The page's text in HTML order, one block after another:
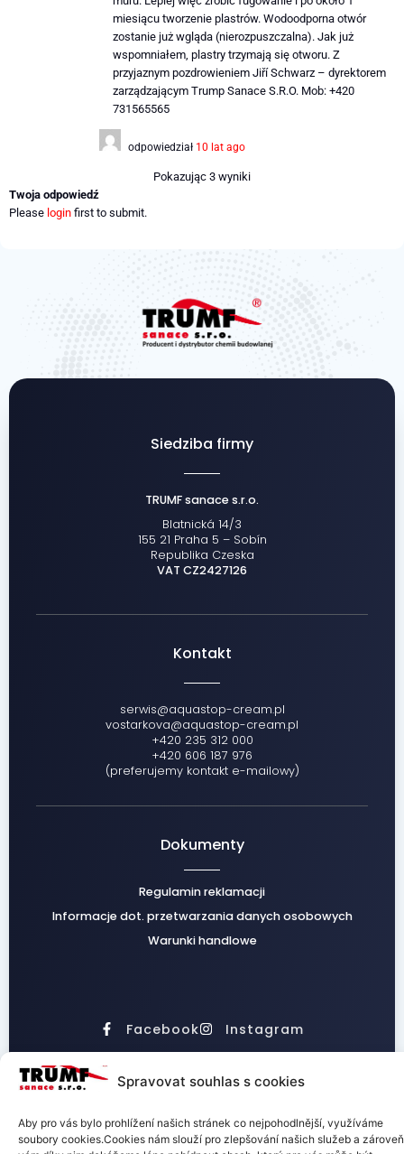
Spravovat souhlas s cookies
Aby pro vás bylo prohlížení našich stránek co nejpohodlnější, využíváme
soubory cookies.Cookies nám slouží pro zlepšování našich služeb a zároveň
miesiącu tworzenie plastrów. Wodoodporna otwór
zostanie już wgląda (nierozpuszczalna). Jak już
wspomniałem, plastry trzymają się otworu. Z
przyjaznym pozdrowieniem Jiří Schwarz – dyrektorem
zarządzającym Trump Sanace S.R.O. Mob: +420
731565565
odpowiedział 10 lat ago
Pokazując 3 wyniki
Twoja odpowiedź
Please login first to submit.
Siedziba firmy
TRUMF sanace s.r.o.
Blatnická 14/3
155 21 Praha 5 – Sobín
Republika Czeska
VAT CZ2427126
Kontakt
serwis@aquastop-cream.pl
vostarkova@aquastop-cream.pl
+420 235 312 000
+420 606 187 976
(preferujemy kontakt e-mailowy)
Dokumenty
Regulamin reklamacji
Informacje dot. przetwarzania danych osobowych
Warunki handlowe
Facebook Instagram
TRUMF sanace s.r.o.